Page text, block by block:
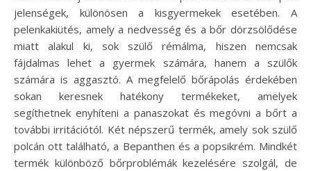
jelenségek, különösen a kisgyermekek esetében. A
pelenkakiütés, amely a nedvesség és a bőr dörzsölődése
miatt alakul ki, sok szülő rémálma, hiszen nemcsak
fájdalmas lehet a gyermek számára, hanem a szülők
számára is aggasztó. A megfelelő bőrápolás érdekében
sokan keresnek hatékony termékeket, amelyek
segíthetnek enyhíteni a panaszokat és megóvni a bőrt a
további irritációtól. Két népszerű termék, amely sok szülő
polcán ott található, a Bepanthen és a popsikrém. Mindkét
termék különböző bőrproblémák kezelésére szolgál, de